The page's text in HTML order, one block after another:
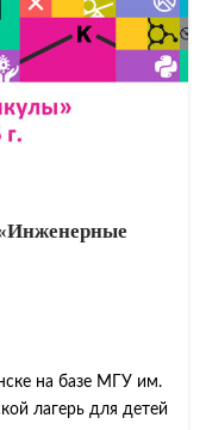
на базе МГУ им.
лагерь для детей